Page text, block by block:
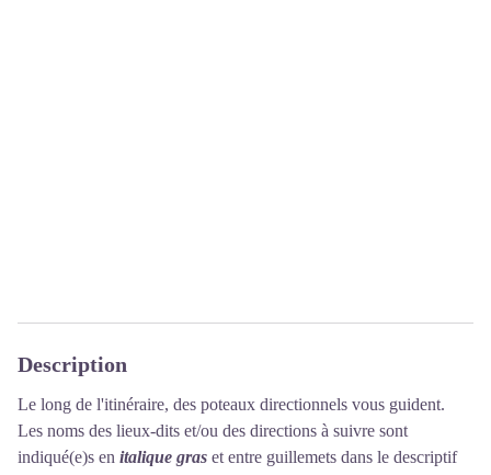
Description
Le long de l'itinéraire, des poteaux directionnels vous guident.
Les noms des lieux-dits et/ou des directions à suivre sont
indiqué(e)s en italique gras et entre guillemets dans le descriptif